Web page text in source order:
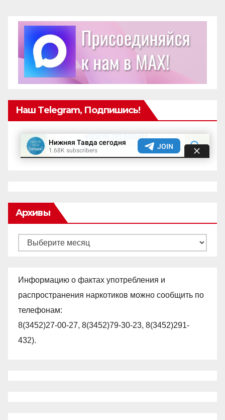
Наш Telegram, Подпишись!
Архивы
Архивы
Информацию о фактах употребления и
распространения наркотиков можно сообщить по
телефонам:
8(3452)27-00-27, 8(3452)79-30-23, 8(3452)291-
432).